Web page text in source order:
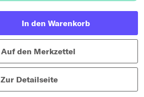
In den Warenkorb
Auf den Merkzettel
Zur Detailseite